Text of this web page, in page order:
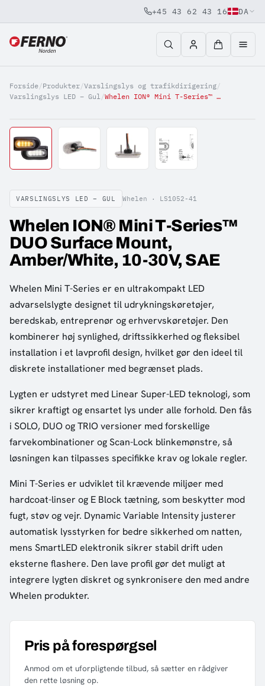
Jump to content
+45 43 62 43 16 DA
Forside/Produkter/Varslingslys og trafikdirigering/
Varslingslys LED – Gul/ Whelen ION® Mini T-Series™ DUO Surface Mount, Amber/White, 10-30V, SAE
VARSLINGSLYS LED – GUL Whelen · LS1052-41
Whelen ION® Mini T-Series™
DUO Surface Mount,
Amber/White, 10-30V, SAE
Whelen Mini T-Series er en ultrakompakt LED
advarselslygte designet til udrykningskøretøjer,
beredskab, entreprenør og erhvervskøretøjer. Den
kombinerer høj synlighed, driftssikkerhed og fleksibel
installation i et lavprofil design, hvilket gør den ideel til
diskrete installationer med begrænset plads.
Lygten er udstyret med Linear Super-LED teknologi, som
sikrer kraftigt og ensartet lys under alle forhold. Den fås
i SOLO, DUO og TRIO versioner med forskellige
farvekombinationer og Scan-Lock blinkemønstre, så
løsningen kan tilpasses specifikke krav og lokale regler.
Mini T-Series er udviklet til krævende miljøer med
hardcoat-linser og E Block tætning, som beskytter mod
fugt, støv og vejr. Dynamic Variable Intensity justerer
automatisk lysstyrken for bedre sikkerhed om natten,
mens SmartLED elektronik sikrer stabil drift uden
eksterne flashere. Den lave profil gør det muligt at
integrere lygten diskret og synkronisere den med andre
Whelen produkter.
Pris på forespørgsel
Anmod om et uforpligtende tilbud, så sætter en rådgiver
den rette løsning op.